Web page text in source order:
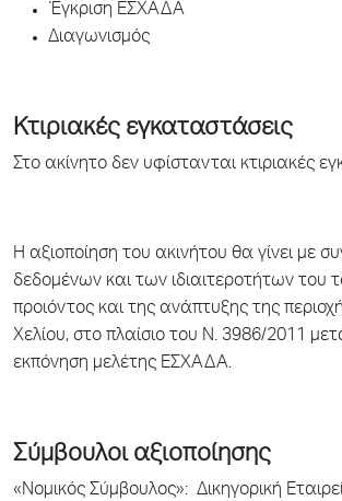
Έγκριση ΕΣΧΑΔΑ
Διαγωνισμός
Κτιριακές εγκαταστάσεις
Στο ακίνητο δεν υφίστανται κτιριακές
Η αξιοποίηση του ακινήτου θα γίνει με
δεδομένων και των ιδιαιτεροτήτων του
προιόντος και της ανάπτυξης της
Χελίου, στο πλαίσιο του Ν. 3986/2011
εκπόνηση μελέτης ΕΣΧΑΔΑ.
Σύμβουλοι αξιοποίησης
«Νομικός Σύμβουλος»: Δικηγορική